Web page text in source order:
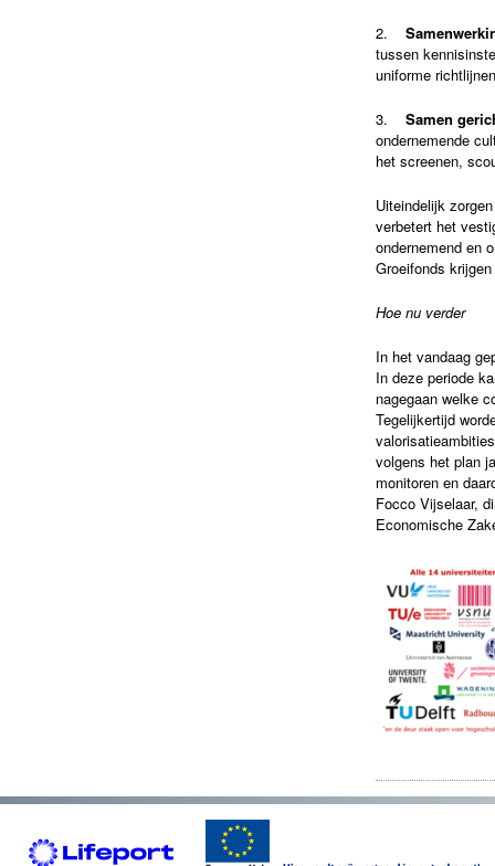
2.
tussen
uniforme
3. Samen
ondernemende
het screenen,
Uiteindelijk
verbetert het
ondernemend en
Groeifonds
Hoe nu verder
In het vandaag
In deze periode
nagegaan welke
Tegelijkertijd
volgens het plan
monitoren en
Focco Vijselaar,
Economische